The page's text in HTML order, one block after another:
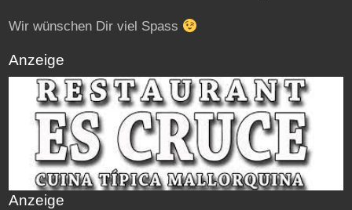
Wir wünschen Dir viel Spass
Anzeige
Anzeige